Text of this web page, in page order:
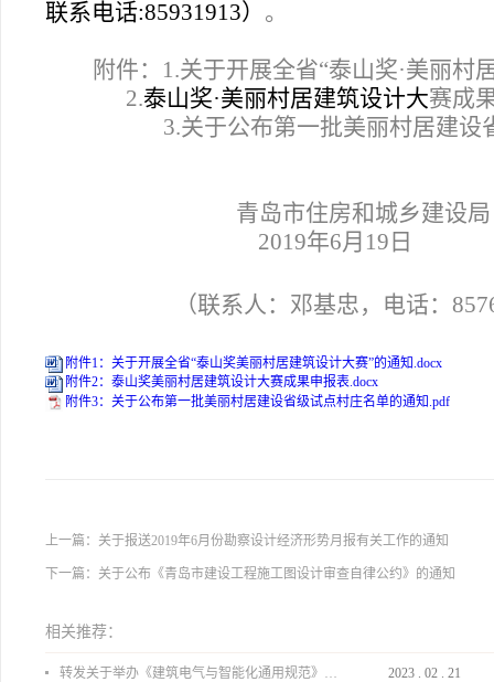
联系电话:85931913） 。
附件：1.关于开展全省“泰山奖·美丽村
2.泰山奖·美丽村居建筑设计大赛成
3.关于公布第一批美丽村居建设
青岛市住房和城乡建设局
2019年6月19日
（联系人：邓基忠，电话：
附件1：关于开展全省“泰山奖美丽村居建筑设计大赛”的通知.docx
附件2：泰山奖美丽村居建筑设计大赛成果申报表.docx
附件3：关于公布第一批美丽村居建设省级试点村庄名单的通知.pdf
上一篇： 关于报送2019年6月份勘察设计经济形势月报有关工作的通知
下一篇： 关于公布《青岛市建设工程施工图设计审查自律公约》的通知
相关推荐：
转发关于举办《建筑电气与智能化通用规范》 GB55024-2022公益宣贯的通知 2023 02 21